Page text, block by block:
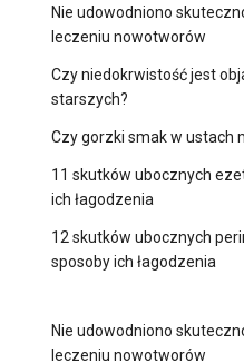
Nie udowodniono
leczeniu nowotworów
Czy niedokrwistość jest
starszych?
Czy gorzki smak w ustach
11 skutków ubocznych
ich łagodzenia
12 skutków ubocznych
sposoby ich łagodzenia
Nie udowodniono
leczeniu nowotworów